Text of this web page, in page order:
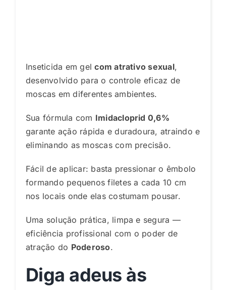
Inseticida em gelcom atrativo sexual,
desenvolvido para o controle eficaz de
moscas em diferentes ambientes.
Sua fórmula com Imidacloprid 0,6%
garante ação rápida e duradoura, atraindo e
eliminando as moscas com precisão.
Fácil de aplicar: basta pressionar o êmbolo
formando pequenos filetes a cada 10 cm
nos locais onde elas costumam pousar.
Uma solução prática, limpa e segura —
eficiência profissional com o poder de
atração do Poderoso.
Diga adeus às